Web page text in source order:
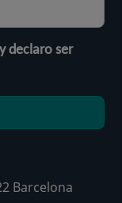
y declaro ser
Barcelona